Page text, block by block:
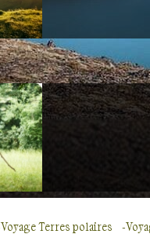
Voyage Terres polaires